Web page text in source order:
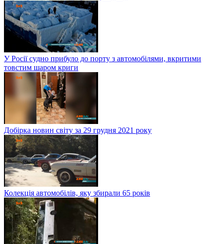
У Росії судно прибуло до порту з автомобілями, вкритими
товстим шаром криги
Добірка новин світу за 29 грудня 2021 року
Колекція автомобілів, яку збирали 65 років